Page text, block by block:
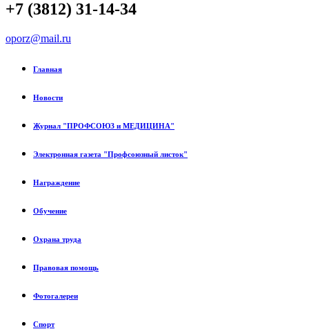
+7 (3812) 31-14-34
oporz@mail.ru
Главная
Новости
Журнал "ПРОФСОЮЗ и МЕДИЦИНА"
Электронная газета "Профсоюзный листок"
Награждение
Обучение
Охрана труда
Правовая помощь
Фотогалереи
Спорт